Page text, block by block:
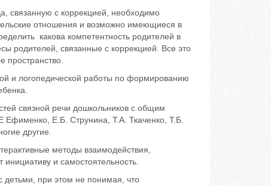
связанную с коррекцией, необходимо
отношения и возможно имеющиеся в
какова компетентность родителей в
родителей, связанные с коррекцией. Все это
пространство.
и логопедической работы по формированию
связной речи дошкольников с общим
Ефименко, Е.Б. Струнина, Т.А. Ткаченко, Т.Б.
другие.
методы взаимодействия,
и самостоятельность.
детьми, при этом не понимая, что